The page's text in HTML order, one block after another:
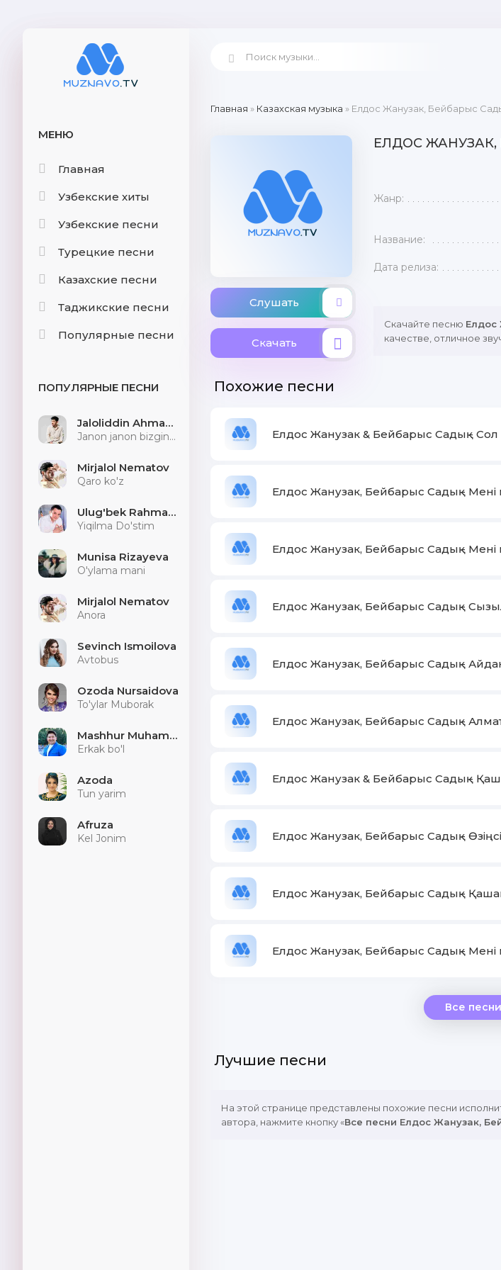
МЕНЮ
Главная
Узбекские хиты
Узбекские песни
Турецкие песни
Казахские песни
Таджикские песни
Популярные песни
ПОПУЛЯРНЫЕ ПЕСНИ
Jaloliddin Ahmadaliyev
Janon janon bizginani sog'indilarmu
Mirjalol Nematov
Qaro ko'z
Ulug'bek Rahmatullayev
Yiqilma Do'stim
Munisa Rizayeva
O'ylama mani
Mirjalol Nematov
Anora
Sevinch Ismoilova
Avtobus
Ozoda Nursaidova
To'ylar Muborak
Mashhur Muhammad
Erkak bo'l
Azoda
Tun yarim
Afruza
Kel Jonim
Главная » Казахская музыка » Елдос Жанузак, Бейбарыс
Слушать
Скачать
ЕЛДОС ЖАНУЗАК,
Жанр:
Название:
Дата релиза:
Скачайте песню Елдос
качестве, отличное
Похожие песни
Елдос Жанузак & Бейбарыс Садық - Сол
Елдос Жанузак, Бейбарыс Садық -
Елдос Жанузак, Бейбарыс Садық - Мені
Елдос Жанузак, Бейбарыс Садық -
Елдос Жанузак, Бейбарыс Садық -
Елдос Жанузак, Бейбарыс Садық -
Елдос Жанузак & Бейбарыс Садық -
Елдос Жанузак, Бейбарыс Садық -
Елдос Жанузак, Бейбарыс Садық -
Елдос Жанузак, Бейбарыс Садық - Мені
Все песни
Лучшие песни
На этой странице представлены похожие песни
автора, нажмите кнопку «Все песни Елдос Жанузак,